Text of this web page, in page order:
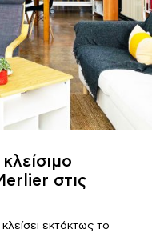
στις
εκτάκτως το